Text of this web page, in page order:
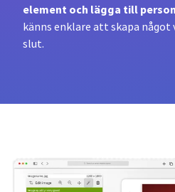
element och lägga till
känns enklare att skapa
slut.